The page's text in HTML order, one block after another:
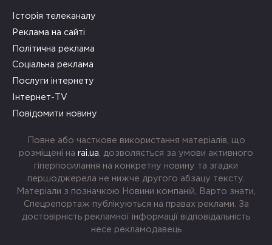
Історія телеканалу
Реклама на сайті
Політична реклама
Соціальна реклама
Послуги інтернету
Інтернет-TV
Повідомити новину
Повне або часткове використання матеріалів, що
розміщені на rai.ua , дозволяється за умови активного
гіперпосилання на конкретну новину та згадки
першоджерела не нижче другого абзацу тексту.
Матеріали з позначкою Новини компаній, Варто знати,
Спецрепортаж публікуються на правах реклами. За
достовірність рекламної інформації відповідальність
несе рекламодавець